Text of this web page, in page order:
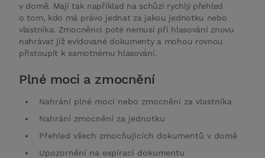
v domě. Mají tak například na schůzi rychlý přehled
o tom, kdo má právo jednat za jakou jednotku nebo
vlastníka. Zmocněnci poté nemusí při hlasování znovu
nahrávat již evidované dokumenty a mohou rovnou
přistoupit k samotnému hlasování.
Plné moci a zmocnění
Nahrání plné moci nebo zmocnění za vlastníka
Nahrání zmocnění za jednotku
Přehled všech zmocňujících dokumentů v domě
Upozornění na expiraci dokumentu